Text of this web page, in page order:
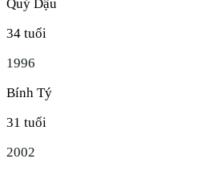
Quý Dậu
34 tuổi
1996
Bính Tý
31 tuổi
2002